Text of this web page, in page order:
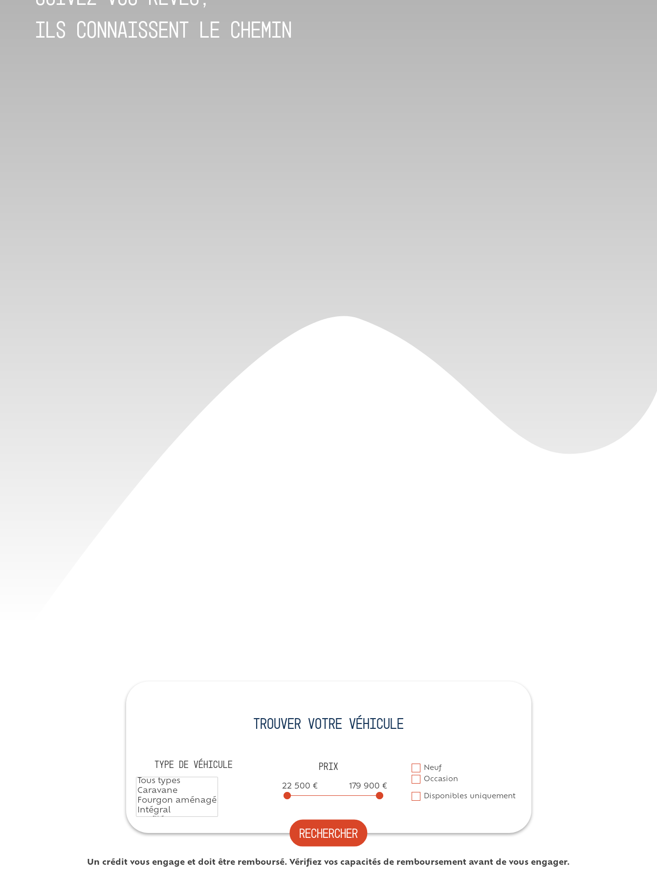
ils connaissent le chemin
Trouver votre véhicule
TYPE DE VÉHICULE PRIX
22 500 € 179 900 €
Neuf
Occasion
Disponibles uniquement
RECHERCHER
Un crédit vous engage et doit être remboursé. Vérifiez vos capacités de remboursement avant de vous engager.